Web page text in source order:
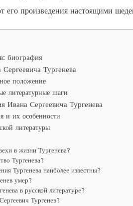
его произведения настоящими
биография
Тургенева
положение
литературные шаги
Ивана Сергеевича Тургенева
и их особенности
литературы
в жизни Тургенева?
Тургенева?
Тургенева наиболее известны?
умер?
в русской литературе?
Тургенев?